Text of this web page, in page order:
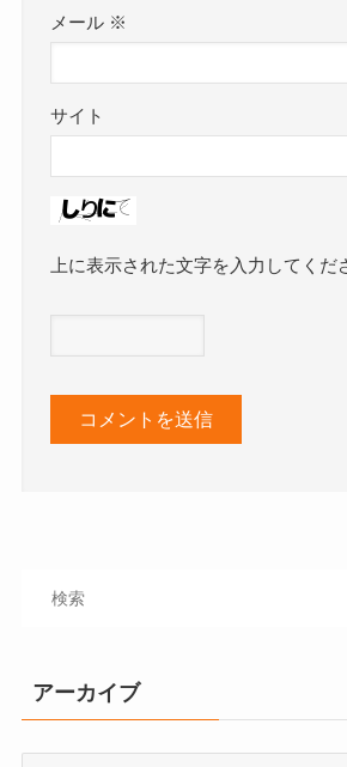
メール ※
サイト
上に表示された文字を入力してくだ
アーカイブ